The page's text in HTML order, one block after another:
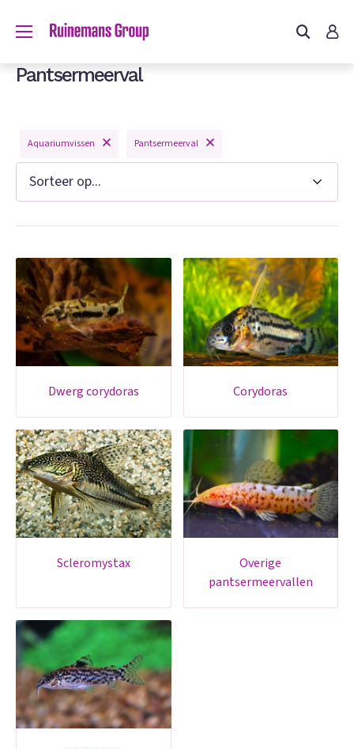
Pantsermeerval
Aquariumvissen Pantsermeerval
dwerg corydoras corydoras
scleromystax
overige
pantsermeervallen